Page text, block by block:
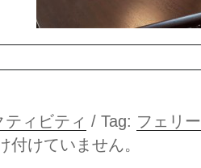
ティビティ / Tag: フェリ
付けていません。